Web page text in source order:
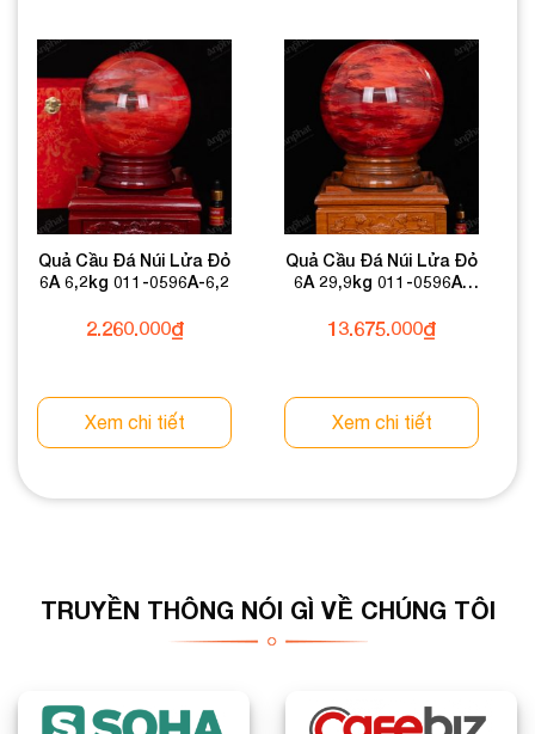
Quả Cầu Đá Núi Lửa Đỏ
6A 6,2kg 011-0596A-6,2
2.260.000₫
Xem chi tiết
Quả Cầu Đá Núi Lửa Đỏ
6A 29,9kg 011-0596A-
13.675.000₫
Xem chi tiết
TRUYỀN THÔNG NÓI GÌ VỀ CHÚNG TÔI